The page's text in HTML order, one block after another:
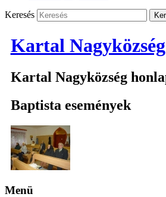
Keresés
Kartal Nagyközség
Kartal Nagyközség
Baptista események
Menü